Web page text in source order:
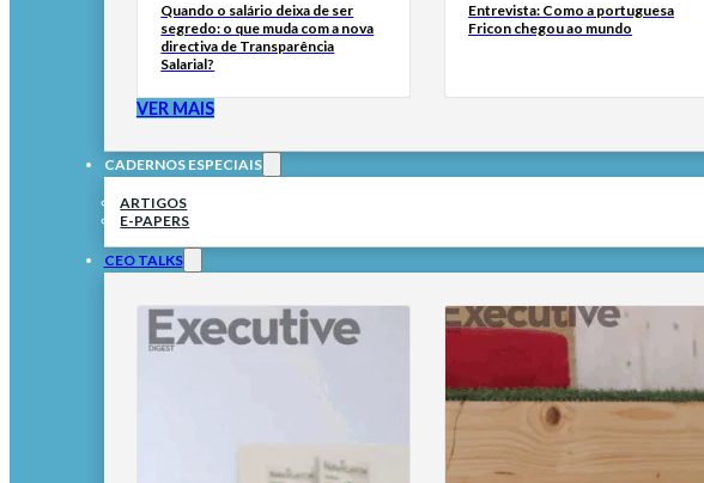
Quando o salário deixa de ser
segredo: o que muda com a nova
directiva de Transparência
Salarial?
Entrevista: Como a portuguesa
Fricon chegou ao mundo
VER MAIS
CADERNOS ESPECIAIS
ARTIGOS
E-PAPERS
CEO TALKS